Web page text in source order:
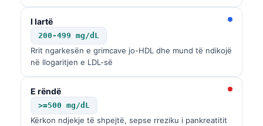
I lartë
200-499 mg/dL
Rrit ngarkesën e grimcave jo-HDL dhe mund të ndikojë
në llogaritjen e LDL-së
E rëndë
>=500 mg/dL
Kërkon ndjekje të shpejtë, sepse rreziku i pankreatitit
Magyar
বাংলা
اردو
मराठी
తెలుగు
தமிழ்